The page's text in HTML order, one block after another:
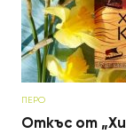
ПЕРО
Откъс от